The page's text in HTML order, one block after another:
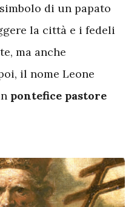
di un papato
la città e i fedeli
ma anche
il nome Leone
pontefice pastore